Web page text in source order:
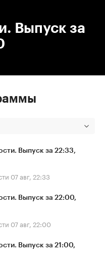
Выпуск за
Выпуск за 22:33,
07 авг, 22:33
Выпуск за 22:00,
07 авг, 22:00
Выпуск за 21:00,